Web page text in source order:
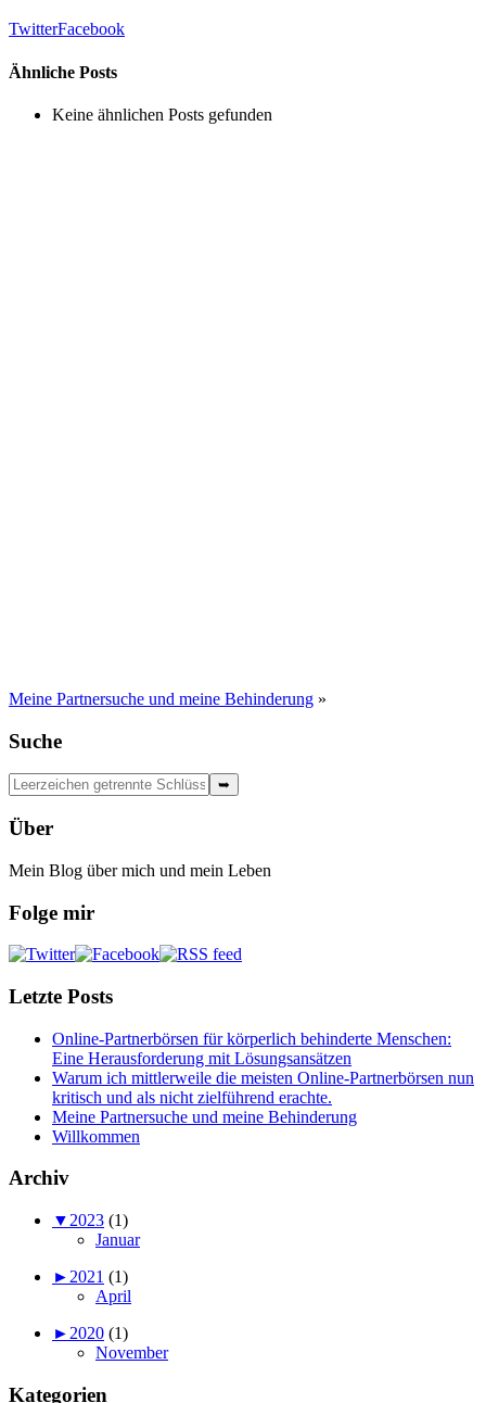
TwitterFacebook
Ähnliche Posts
Keine ähnlichen Posts gefunden
Meine Partnersuche und meine Behinderung »
Suche
Über
Mein Blog über mich und mein Leben
Folge mir
Letzte Posts
Online-Partnerbörsen für körperlich behinderte Menschen:
Eine Herausforderung mit Lösungsansätzen
Warum ich mittlerweile die meisten Online-Partnerbörsen nun
kritisch und als nicht zielführend erachte.
Meine Partnersuche und meine Behinderung
Willkommen
Archiv
▼ 2023 (1)
Januar
► 2021 (1)
April
► 2020 (1)
November
Kategorien